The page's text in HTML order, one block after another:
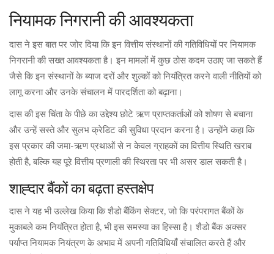
नियामक निगरानी की आवश्यकता
दास ने इस बात पर जोर दिया कि इन वित्तीय संस्थानों की गतिविधियों पर नियामक
निगरानी की सख्त आवश्यकता है। इन मामलों में कुछ ठोस कदम उठाए जा सकते हैं
जैसे कि इन संस्थानों के ब्याज दरों और शुल्कों को नियंत्रित करने वाली नीतियों को
लागू करना और उनके संचालन में पारदर्शिता को बढ़ाना।
दास की इस चिंता के पीछे का उद्देश्य छोटे ऋण प्राप्तकर्ताओं को शोषण से बचाना
और उन्हें सस्ते और सुलभ क्रेडिट की सुविधा प्रदान करना है। उन्होंने कहा कि
इस प्रकार की जमा-ऋण प्रथाओं से न केवल ग्राहकों का वित्तीय स्थिति खराब
होती है, बल्कि यह पूरे वित्तीय प्रणाली की स्थिरता पर भी असर डाल सकती है।
शाह्दार बैंकों का बढ़ता हस्तक्षेप
दास ने यह भी उल्लेख किया कि शैडो बैंकिंग सेक्टर, जो कि परंपरागत बैंकों के
मुकाबले कम नियंत्रित होता है, भी इस समस्या का हिस्सा है। शैडो बैंक अक्सर
पर्याप्त नियामक नियंत्रण के अभाव में अपनी गतिविधियाँ संचालित करते हैं और